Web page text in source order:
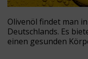
Olivenöl findet man
Deutschlands. Es
einen gesunden